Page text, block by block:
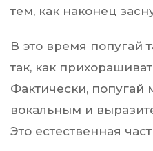
тем, как наконец
В это время попугай
так, как
Фактически, попугай
вокальным и
Это естественная